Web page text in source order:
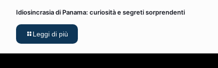
Idiosincrasia di Panama: curiosità e segreti sorprendenti
Leggi di più